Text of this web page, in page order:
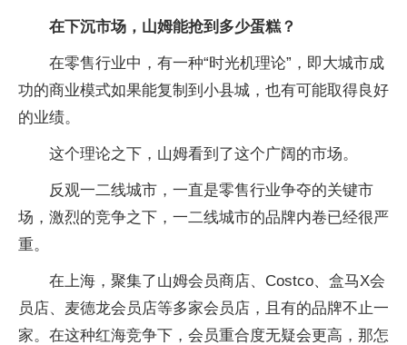
在下沉市场，山姆能抢到多少蛋糕？
在零售行业中，有一种“时光机理论”，即大城市成
功的商业模式如果能复制到小县城，也有可能取得良好
的业绩。
这个理论之下，山姆看到了这个广阔的市场。
反观一二线城市，一直是零售行业争夺的关键市
场，激烈的竞争之下，一二线城市的品牌内卷已经很严
重。
在上海，聚集了山姆会员商店、Costco、盒马X会
员店、麦德龙会员店等多家会员店，且有的品牌不止一
家。在这种红海竞争下，会员重合度无疑会更高，那怎